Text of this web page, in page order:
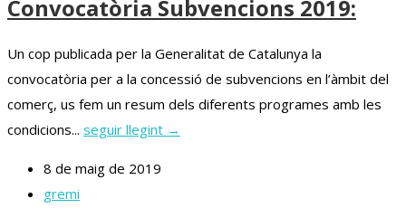
Convocatòria Subvencions 2019:
Un cop publicada per la Generalitat de Catalunya la
convocatòria per a la concessió de subvencions en l’àmbit del
comerç, us fem un resum dels diferents programes amb les
condicions... seguir llegint →
8 de maig de 2019
gremi